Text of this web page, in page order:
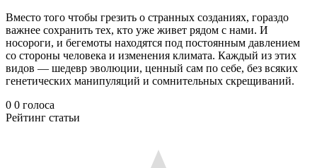
Вместо того чтобы грезить о странных созданиях, гораздо
важнее сохранить тех, кто уже живет рядом с нами. И
носороги, и бегемоты находятся под постоянным давлением
со стороны человека и изменения климата. Каждый из этих
видов — шедевр эволюции, ценный сам по себе, без всяких
генетических манипуляций и сомнительных скрещиваний.
0 0 голоса
Рейтинг статьи